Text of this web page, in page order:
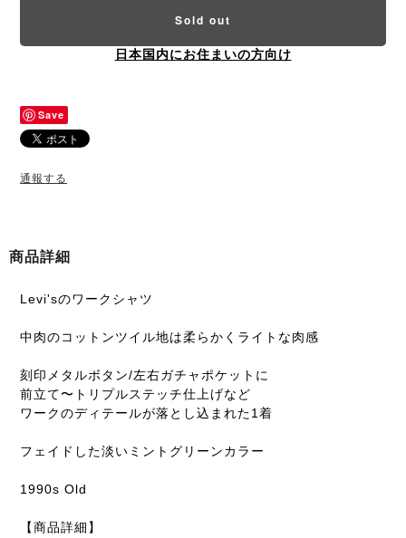
Sold out
日本国内にお住まいの方向け
Save
通報する
商品詳細
Levi'sのワークシャツ
中肉のコットンツイル地は柔らかくライトな肉感
刻印メタルボタン/左右ガチャポケットに
前立て〜トリプルステッチ仕上げなど
ワークのディテールが落とし込まれた1着
フェイドした淡いミントグリーンカラー
1990s Old
【商品詳細】